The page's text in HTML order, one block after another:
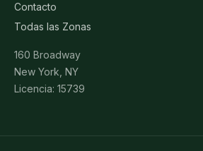
Contacto
Todas las Zonas
160 Broadway
New York, NY
Licencia: 15739